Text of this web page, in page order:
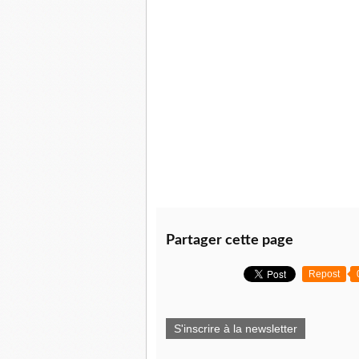
Partager cette page
Repost
S'inscrire à la newsletter